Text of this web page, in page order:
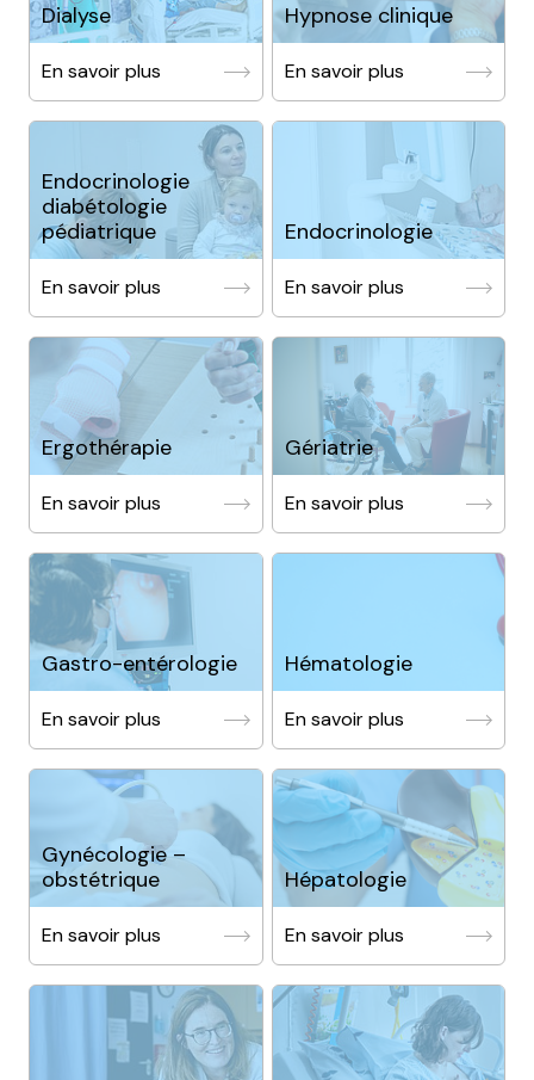
Dialyse
En savoir plus
Hypnose clinique
En savoir plus
Endocrinologie
diabétologie
pédiatrique
En savoir plus
Endocrinologie
En savoir plus
Ergothérapie
En savoir plus
Gériatrie
En savoir plus
Gastro-entérologie
En savoir plus
Hématologie
En savoir plus
Gynécologie –
obstétrique
En savoir plus
Hépatologie
En savoir plus